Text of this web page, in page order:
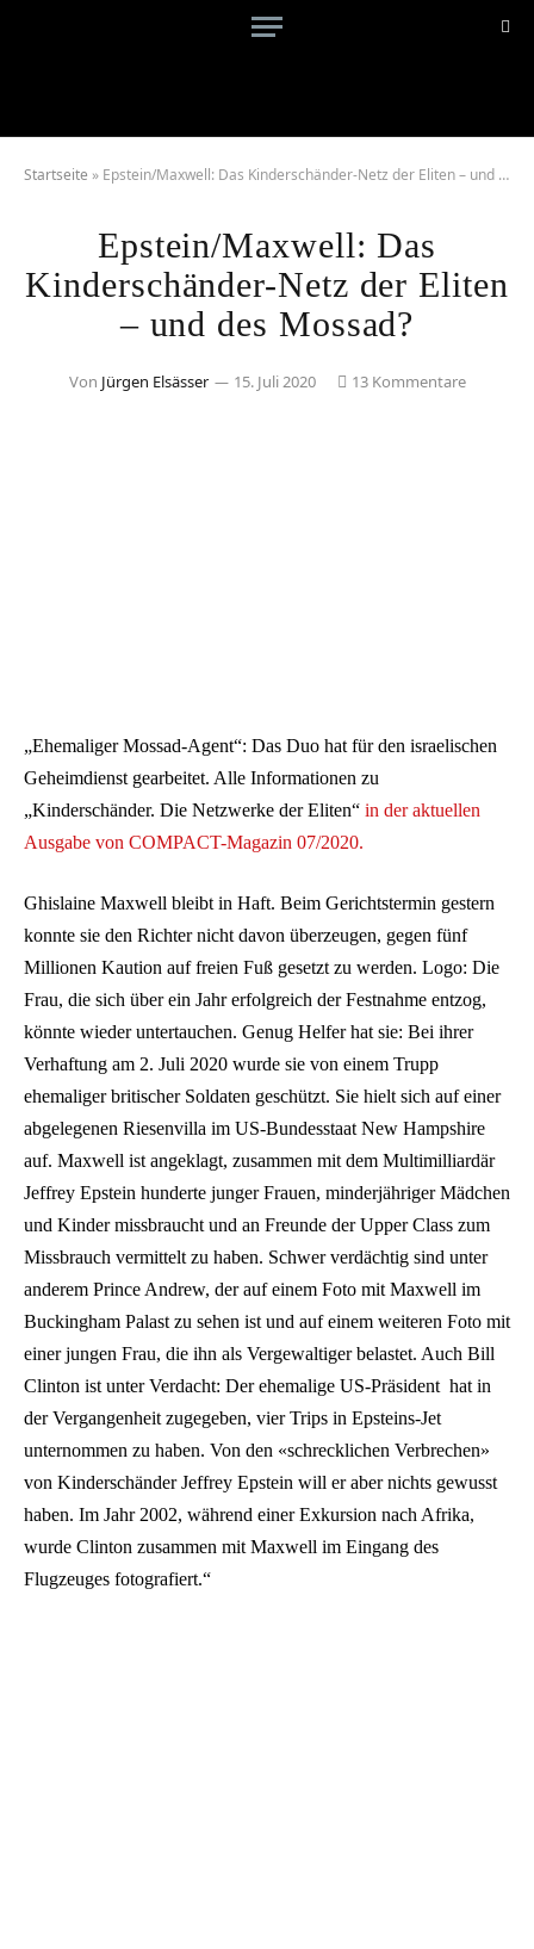
Startseite » Epstein/Maxwell: Das Kinderschänder-Netz der Eliten – und des Mossad?
Epstein/Maxwell: Das
Kinderschänder-Netz der Eliten
– und des Mossad?
Von Jürgen Elsässer 15. Juli 2020 13 Kommentare
„Ehemaliger Mossad-Agent“: Das Duo hat für den israelischen
Geheimdienst gearbeitet. Alle Informationen zu
„Kinderschänder. Die Netzwerke der Eliten“ in der aktuellen
Ausgabe von COMPACT-Magazin 07/2020.
Ghislaine Maxwell bleibt in Haft. Beim Gerichtstermin gestern
konnte sie den Richter nicht davon überzeugen, gegen fünf
Millionen Kaution auf freien Fuß gesetzt zu werden. Logo: Die
Frau, die sich über ein Jahr erfolgreich der Festnahme entzog,
könnte wieder untertauchen. Genug Helfer hat sie: Bei ihrer
Verhaftung am 2. Juli 2020 wurde sie von einem Trupp
ehemaliger britischer Soldaten geschützt. Sie hielt sich auf einer
abgelegenen Riesenvilla im US-Bundesstaat New Hampshire
auf. Maxwell ist angeklagt, zusammen mit dem Multimilliardär
Jeffrey Epstein hunderte junger Frauen, minderjähriger Mädchen
und Kinder missbraucht und an Freunde der Upper Class zum
Missbrauch vermittelt zu haben. Schwer verdächtig sind unter
anderem Prince Andrew, der auf einem Foto mit Maxwell im
Buckingham Palast zu sehen ist und auf einem weiteren Foto mit
einer jungen Frau, die ihn als Vergewaltiger belastet. Auch Bill
Clinton ist unter Verdacht: Der ehemalige US-Präsident hat in
der Vergangenheit zugegeben, vier Trips in Epsteins-Jet
unternommen zu haben. Von den «schrecklichen Verbrechen»
von Kinderschänder Jeffrey Epstein will er aber nichts gewusst
haben. Im Jahr 2002, während einer Exkursion nach Afrika,
wurde Clinton zusammen mit Maxwell im Eingang des
Flugzeuges fotografiert.“